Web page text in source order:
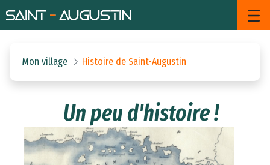
Saut au contenu principal
Histoire de Saint-Augustin -
Mon village Histoire de Saint-Augustin
Un peu d'histoire !